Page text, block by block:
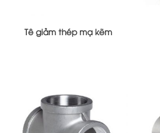
Tê giảm thép mạ kẽm